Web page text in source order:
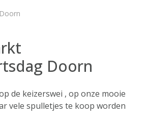
Doorn
Doorn
de keizerswei , op onze mooie
vele spulletjes te koop worden